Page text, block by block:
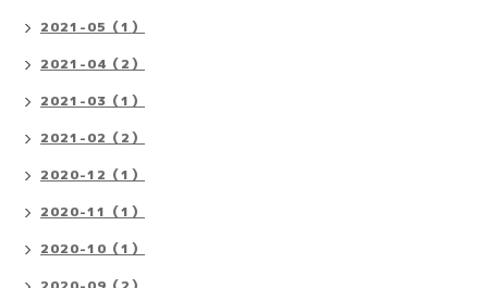
2021-05（1）
2021-04（2）
2021-03（1）
2021-02（2）
2020-12（1）
2020-11（1）
2020-10（1）